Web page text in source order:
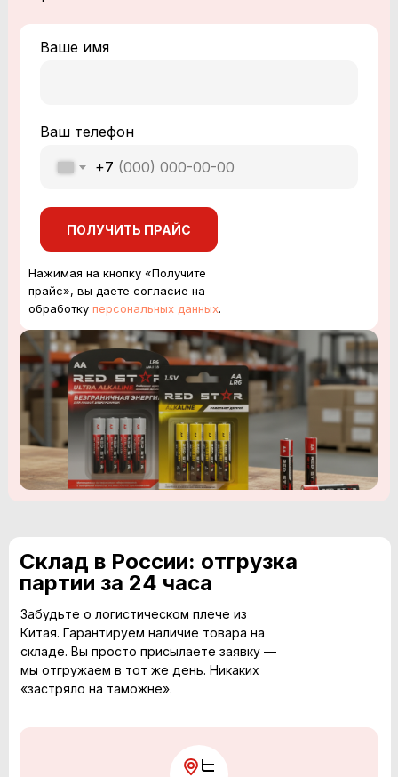
Ваше имя
Ваш телефон
+7
ПОЛУЧИТЬ ПРАЙС
Нажимая на кнопку «Получите
прайс», вы даете согласие на
обработку персональных данных.
Склад в России: отгрузка
партии за 24 часа
Забудьте о логистическом плече из
Китая. Гарантируем наличие товара на
складе. Вы просто присылаете заявку —
мы отгружаем в тот же день. Никаких
«застряло на таможне».